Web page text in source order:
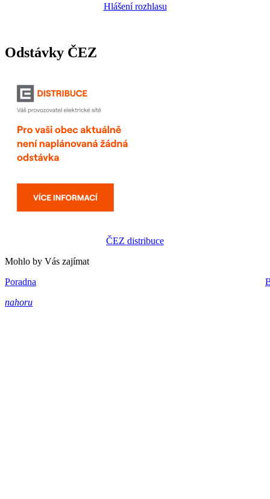
Hlášení rozhlasu
Odstávky ČEZ
ČEZ distribuce
Mohlo by Vás zajímat
Poradna
nahoru